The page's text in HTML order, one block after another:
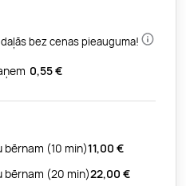
daļās bez cenas pieauguma!
0,55 €
bērnam (10 min)11,00 €
bērnam (20 min)22,00 €